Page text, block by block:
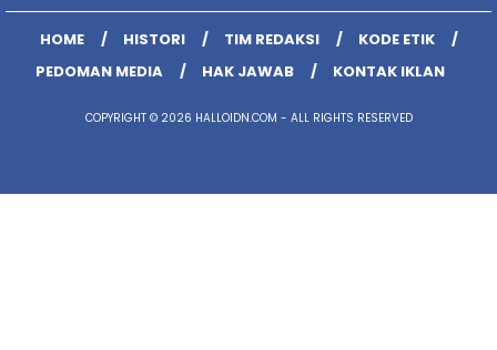
HOME HISTORI TIM REDAKSI
KODE ETIK
PEDOMAN MEDIA
HAK JAWAB KONTAK IKLAN
COPYRIGHT © 2026 HALLOIDN.COM - ALL RIGHTS RESERVED